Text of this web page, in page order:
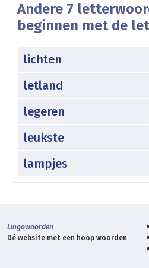
Andere 7
beginnen met de
lichten
letland
legeren
leukste
lampjes
Lingowoorden
Dé website met een hoop woorden